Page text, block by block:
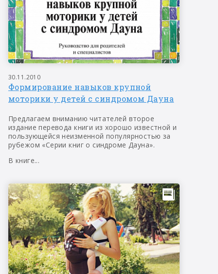
30.11.2010
Формирование навыков крупной
моторики у детей с синдромом Дауна
Предлагаем вниманию читателей второе
издание перевода книги из хорошо известной и
пользующейся неизменной популярностью за
рубежом «Серии книг о синдроме Дауна».
В книге...